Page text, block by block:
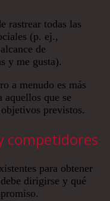
rastrear todas las
(p. ej.,
de
y me gusta).
a menudo es más
que se
previstos.
competidores
para obtener
dirigirse y qué